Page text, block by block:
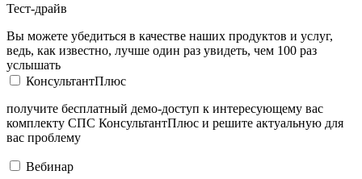
Тест-драйв
Вы можете убедиться в качестве наших продуктов и услуг,
ведь, как известно, лучше один раз увидеть, чем 100 раз
услышать
КонсультантПлюс
получите бесплатный демо-доступ к интересующему вас
комплекту СПС КонсультантПлюс и решите актуальную для
вас проблему
Вебинар